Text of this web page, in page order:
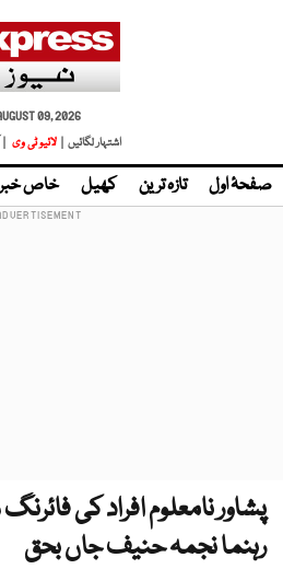
09, 2026
اشتہار لگائیں |
لائیو ٹی وی
صفحۂ اول تازہ ترین کھیل خاص
پشاور نامعلوم افراد کی
رہنما نجمہ حنیف جاں بحق